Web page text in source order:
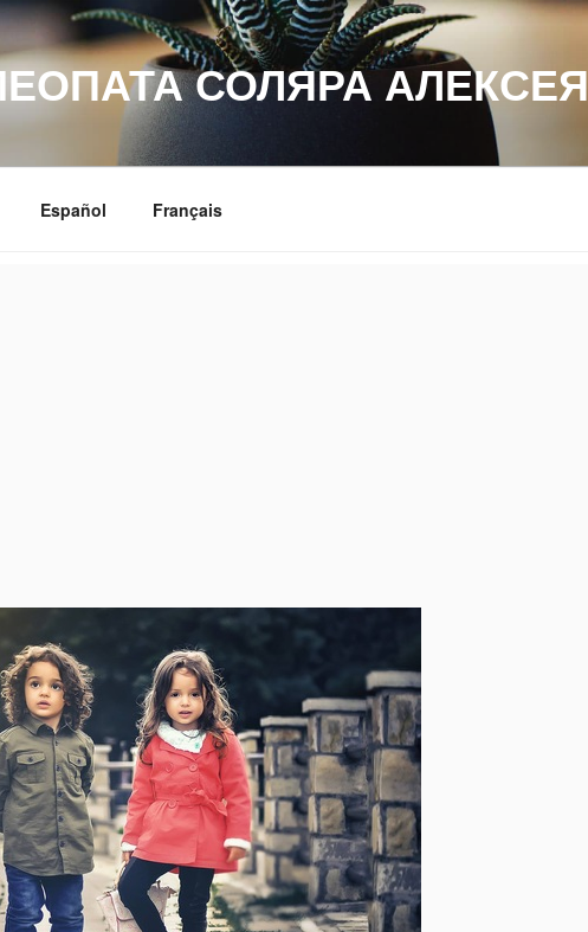
СОЛЯРА АЛЕКСЕЯ
Español Français